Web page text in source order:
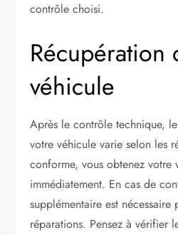
contrôle choisi.
Récupération
véhicule
Après le contrôle technique,
votre véhicule varie selon les
conforme, vous obtenez votre
immédiatement. En cas de
supplémentaire est
réparations. Pensez à vérifier